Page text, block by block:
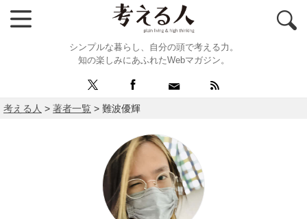
シンプルな暮らし、自分の頭で考える力。
知の楽しみにあふれたWebマガジン。
考える人 > 著者一覧 > 難波優輝